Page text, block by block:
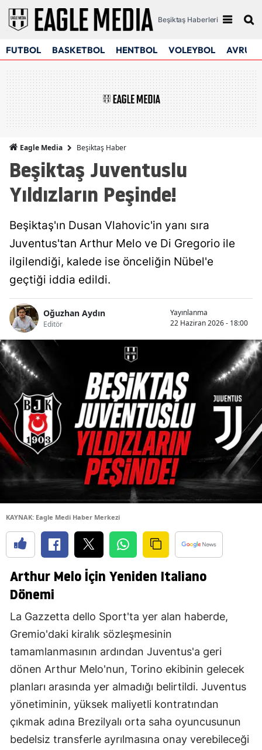
Beşiktaş Haberleri
FUTBOL BASKETBOL HENTBOL VOLEYBOL
Eagle Media Beşiktaş Haber
Beşiktaş Juventuslu
Yıldızların Peşinde!
Beşiktaş'ın Dusan Vlahovic'in yanı sıra
Juventus'tan Arthur Melo ve Di Gregorio ile
ilgilendiği, kalede ise önceliğin Nübel'e
geçtiği iddia edildi.
Oğuzhan Aydın
Editör
Yayınlanma
22 Haziran 2026 - 18:00
KAYNAK: Eagle Medi Haber Merkezi
Arthur Melo İçin Yeniden Italiano
Dönemi
La Gazzetta dello Sport'ta yer alan haberde,
Gremio'daki kiralık sözleşmesinin
tamamlanmasının ardından Juventus'a geri
dönen Arthur Melo'nun, Torino ekibinin gelecek
planları arasında yer almadığı belirtildi. Juventus
yönetiminin, yüksek maliyetli kontratından
çıkmak adına Brezilyalı orta saha oyuncusunun
bedelsiz transferle ayrılmasına onay verebileceği